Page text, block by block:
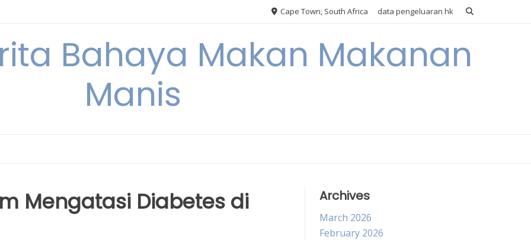
Cape Town, South Africa data pengeluaran hk
Bahaya Makan Makanan
Manis
Mengatasi Diabetes di
Archives
March 2026
February 2026